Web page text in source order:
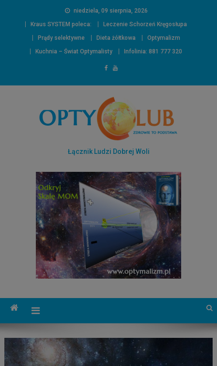
niedziela, 09 sierpnia, 2026
Kraus SYSTEM poleca:
Leczenie Schorzeń Kręgosłupa
Prądy selektywne
Dieta żółtkowa
Optymalizm
Kuchnia – Świat Optymalisty
Infolinia: 881 777 320
Łącznik Ludzi Dobrej Woli